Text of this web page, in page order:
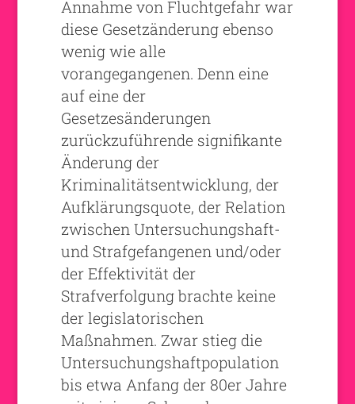
Annahme von Fluchtgefahr war
diese Gesetzänderung ebenso
wenig wie alle
vorangegangenen. Denn eine
auf eine der
Gesetzesänderungen
zurückzuführende signifikante
Änderung der
Kriminalitätsentwicklung, der
Aufklärungsquote, der Relation
zwischen Untersuchungshaft-
und Strafgefangenen und/oder
der Effektivität der
Strafverfolgung brachte keine
der legislatorischen
Maßnahmen. Zwar stieg die
Untersuchungshaftpopulation
bis etwa Anfang der 80er Jahre